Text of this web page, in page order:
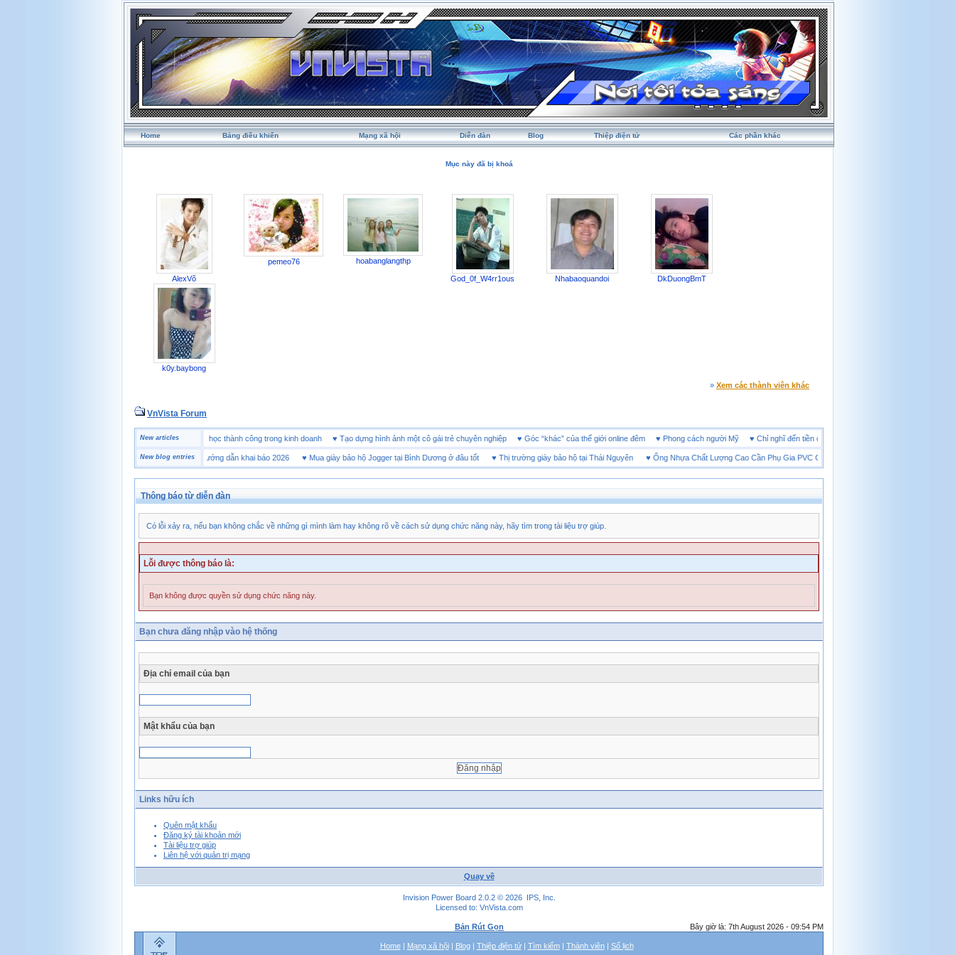
Home Bảng điều khiển Mạng xã hội Diễn đàn Blog Thiệp điện tử Các phần khác
Mục này đã bị khoá
AlexVõ
pemeo76 hoabanglangthp
God_0f_W4rr1ous Nhabaoquandoi DkDuongBmT
k0y.baybong
» Xem các thành viên khác
VnVista Forum
New articles
Một số câu hỏi phỏng vấn “đặc biệt” của Microsoft 4 bài học thành công trong kinh doanh ♥Tạo dựng hình ảnh một cô gái trẻ chuyên nghiệp ♥ Góc “khác” của thế giới online đêm ♥Phong cách người Mỹ ♥Chỉ nghĩ đến tiền cũng làm người ta ích kỷ
New blog entries
Tờ khai hải quan là gì? Hướng dẫn khai báo 2026♥ Mua giày bảo hộ Jogger tại Bình Dương ở đâu tốt♥ Thị trường giày bảo hộ tại Thái Nguyên♥ Ống Nhựa Chất Lượng Cao Cần Phụ Gia PVC Gì?♥
Thông báo từ diễn đàn
Có lỗi xảy ra, nếu bạn không chắc về những gì mình làm hay không rõ về cách sử dụng chức năng này, hãy tìm trong tài liệu trợ giúp.
Lỗi được thông báo là:
Bạn không được quyền sử dụng chức năng này.
Bạn chưa đăng nhập vào hệ thống
Địa chỉ email của bạn
Mật khẩu của bạn
Links hữu ích
Quên mật khẩu
Đăng ký tài khoản mới
Tài liệu trợ giúp
Liên hệ với quản trị mạng
Quay về
Invision Power Board 2.0.2 © 2026 IPS, Inc.
Licensed to: VnVista.com
Bản Rút Gọn Bây giờ là: 7th August 2026 - 09:54 PM
Home| Mạng xã hội| Blog| Thiệp điện tử| Tìm kiếm| Thành viên| Sổ lịch